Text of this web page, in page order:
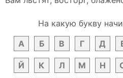
На какую букву
А
Б В Г Д
Й К Л М Н